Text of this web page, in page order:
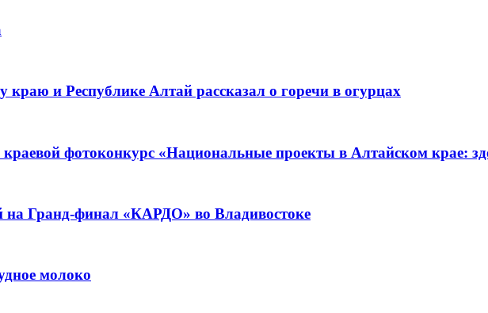
краю и Республике Алтай рассказал о горечи в огурцах
фотоконкурс «Национальные проекты в Алтайском крае:
на Гранд-финал «КАРДО» во Владивостоке
молоко